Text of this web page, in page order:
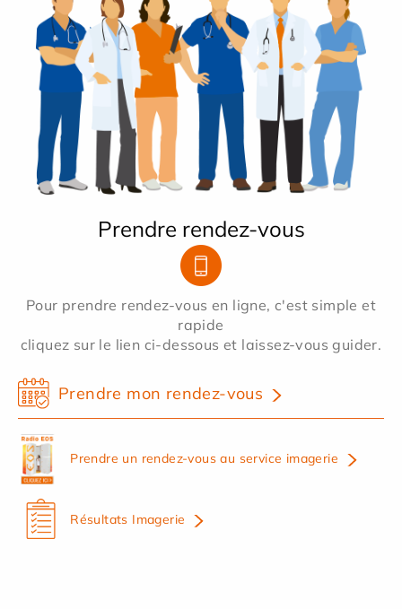
Prendre rendez-vous
Pour prendre rendez-vous en ligne, c'est simple et
rapide
cliquez sur le lien ci-dessous et laissez-vous guider.
Prendre mon rendez-vous
Prendre un rendez-vous au service imagerie
Résultats Imagerie